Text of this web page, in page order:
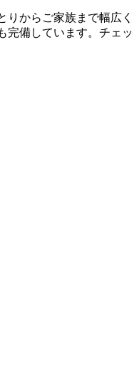
からご家族まで幅広く
完備しています。チェッ